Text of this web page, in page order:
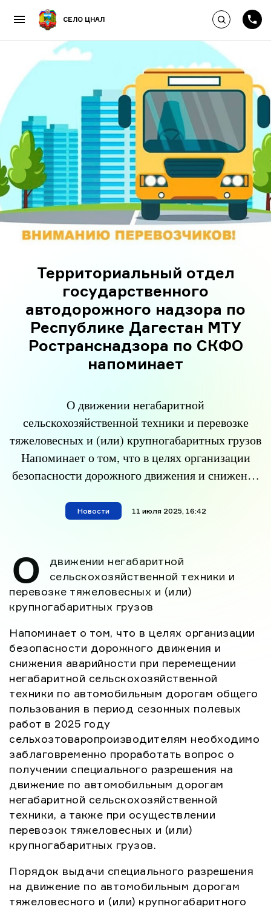
Пропустить и перейти к
СЕЛО ЦНАЛ Выполнить
Территориальный отдел
государственного
автодорожного надзора по
Республике Дагестан МТУ
Ространснадзора по СКФО
напоминает
О движении негабаритной
сельскохозяйственной техники и перевозке
тяжеловесных и (или) крупногабаритных грузов
Напоминает о том, что в целях организации
безопасности дорожного движения и снижения
сельскохозяйственной техники по
сельхозтоваропроизводителям необходимо
заблаговременно проработать вопрос о
получении специального разрешения на
движение по […]
Новости материал опубликован
11 июля 2025, 16:42
О
движении негабаритной
сельскохозяйственной техники и
перевозке тяжеловесных и (или)
крупногабаритных грузов
Напоминает о том, что в целях организации
безопасности дорожного движения и
снижения аварийности при перемещении
негабаритной сельскохозяйственной
техники по автомобильным дорогам общего
пользования в период сезонных полевых
работ в 2025 году
сельхозтоваропроизводителям необходимо
заблаговременно проработать вопрос о
получении специального разрешения на
движение по автомобильным дорогам
негабаритной сельскохозяйственной
техники, а также при осуществлении
перевозок тяжеловесных и (или)
крупногабаритных грузов.
Порядок выдачи специального разрешения
на движение по автомобильным дорогам
тяжеловесного и (или) крупногабаритного